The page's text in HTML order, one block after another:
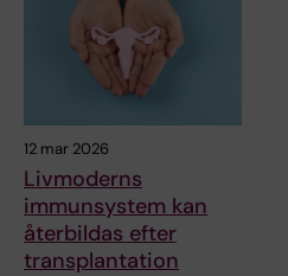
12 mar 2026
Livmoderns
immunsystem kan
återbildas efter
transplantation